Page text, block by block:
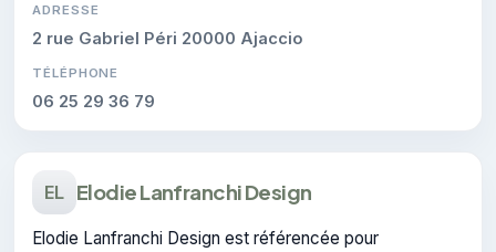
ADRESSE
2 rue Gabriel Péri 20000 Ajaccio
TÉLÉPHONE
06 25 29 36 79
EL Elodie Lanfranchi Design
Elodie Lanfranchi Design est référencée pour